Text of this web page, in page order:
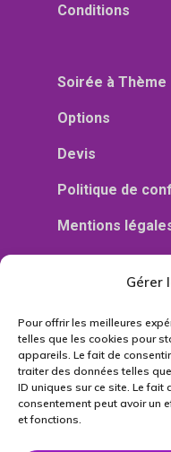
Gérer
Pour offrir les meilleures
telles que les cookies pour
appareils. Le fait de
traiter des données telles
ID uniques sur ce site. Le fait
consentement peut avoir un
et fonctions.
Conditions
Soirée à Thème
Options
Devis
Politique de
Mentions
06 85 39 88
Email :
Siret :509 203